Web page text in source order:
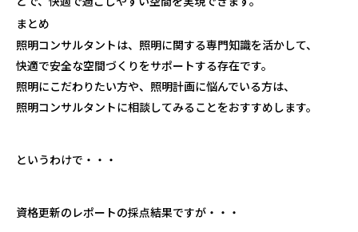
まとめ
照明コンサルタントは、照明に関する専門知識を活かして、
快適で安全な空間づくりをサポートする存在です。
照明にこだわりたい方や、照明計画に悩んでいる方は、
照明コンサルタントに相談してみることをおすすめします。
というわけで・・・
資格更新のレポートの採点結果ですが・・・